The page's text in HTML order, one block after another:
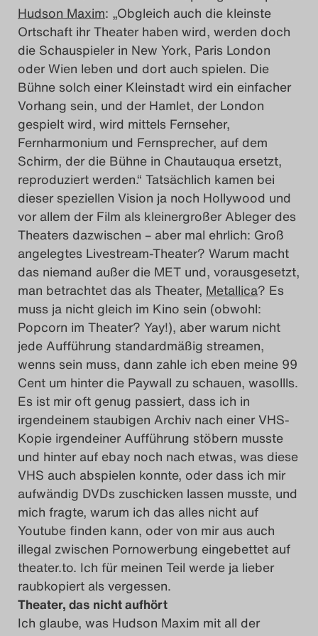
Hudson Maxim: „Obgleich auch die kleinste
Ortschaft ihr Theater haben wird, werden doch
die Schauspieler in New York, Paris London
oder Wien leben und dort auch spielen. Die
Bühne solch einer Kleinstadt wird ein einfacher
Vorhang sein, und der Hamlet, der London
gespielt wird, wird mittels Fernseher,
Fernharmonium und Fernsprecher, auf dem
Schirm, der die Bühne in Chautauqua ersetzt,
reproduziert werden.“ Tatsächlich kamen bei
dieser speziellen Vision ja noch Hollywood und
vor allem der Film als kleinergroßer Ableger des
Theaters dazwischen – aber mal ehrlich: Groß
angelegtes Livestream-Theater? Warum macht
das niemand außer die MET und, vorausgesetzt,
man betrachtet das als Theater, Metallica? Es
muss ja nicht gleich im Kino sein (obwohl:
Popcorn im Theater? Yay!), aber warum nicht
jede Aufführung standardmäßig streamen,
wenns sein muss, dann zahle ich eben meine 99
Cent um hinter die Paywall zu schauen, wasollls.
Es ist mir oft genug passiert, dass ich in
irgendeinem staubigen Archiv nach einer VHS-
Kopie irgendeiner Aufführung stöbern musste
und hinter auf ebay noch nach etwas, was diese
VHS auch abspielen konnte, oder dass ich mir
aufwändig DVDs zuschicken lassen musste, und
mich fragte, warum ich das alles nicht auf
Youtube finden kann, oder von mir aus auch
illegal zwischen Pornowerbung eingebettet auf
theater.to. Ich für meinen Teil werde ja lieber
raubkopiert als vergessen.
Theater, das nicht aufhört
Ich glaube, was Hudson Maxim mit all der